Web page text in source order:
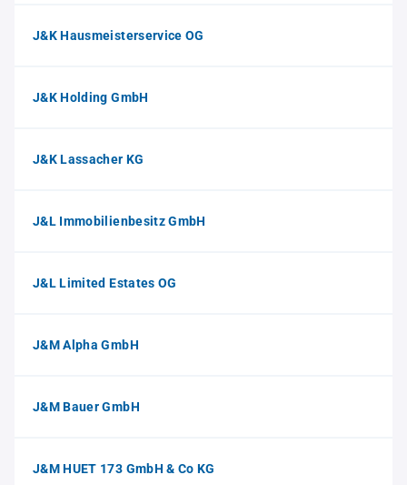
J&K Hausmeisterservice OG
J&K Holding GmbH
J&K Lassacher KG
J&L Immobilienbesitz GmbH
J&L Limited Estates OG
J&M Alpha GmbH
J&M Bauer GmbH
J&M HUET 173 GmbH & Co KG